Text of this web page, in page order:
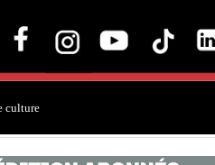
culture